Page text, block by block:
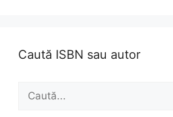
Caută ISBN sau autor
după: